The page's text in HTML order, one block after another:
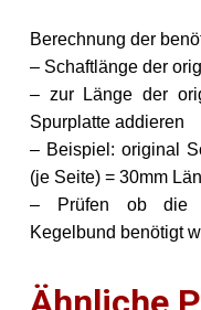
Berechnung der
– Schaftlänge der
– zur Länge der
Spurplatte addieren
– Beispiel: original
(je Seite) = 30mm
– Prüfen ob die
Kegelbund benötigt